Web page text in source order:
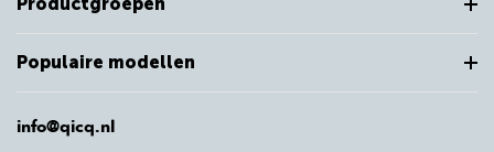
Populaire modellen
info@qicq.nl